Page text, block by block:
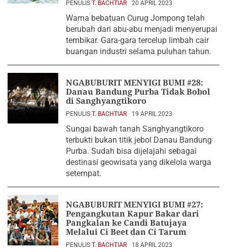
PENULIS T. BACHTIAR 20 APRIL 2023
Warna bebatuan Curug Jompong telah
berubah dari abu-abu menjadi menyerupai
tembikar. Gara-gara tercelup limbah cair
buangan industri selama puluhan tahun.
NGABUBURIT MENYIGI BUMI #28:
Danau Bandung Purba Tidak Bobol
di Sanghyangtikoro
PENULIS T. BACHTIAR 19 APRIL 2023
Sungai bawah tanah Sanghyangtikoro
terbukti bukan titik jebol Danau Bandung
Purba. Sudah bisa dijelajahi sebagai
destinasi geowisata yang dikelola warga
setempat.
NGABUBURIT MENYIGI BUMI #27:
Pengangkutan Kapur Bakar dari
Pangkalan ke Candi Batujaya
Melalui Ci Beet dan Ci Tarum
PENULIS T. BACHTIAR 18 APRIL 2023